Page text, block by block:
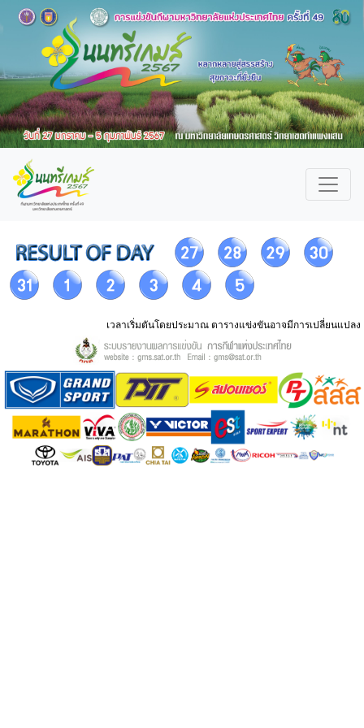
เวลาเริ่มตันโดยประมาณ ตารางแข่งขันอาจมีการเปลี่ยนแปลง